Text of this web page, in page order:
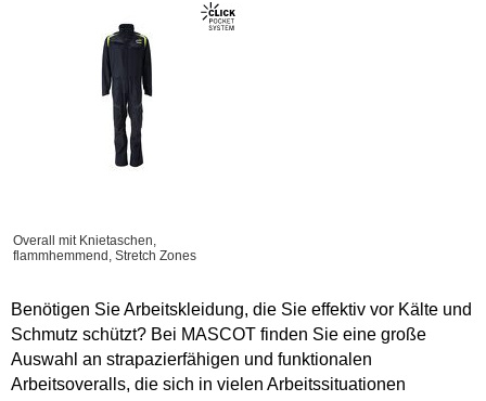
Overall mit Knietaschen,
flammhemmend, Stretch Zones
Benötigen Sie Arbeitskleidung, die Sie effektiv vor Kälte und
Schmutz schützt? Bei MASCOT finden Sie eine große
Auswahl an strapazierfähigen und funktionalen
Arbeitsoveralls, die sich in vielen Arbeitssituationen